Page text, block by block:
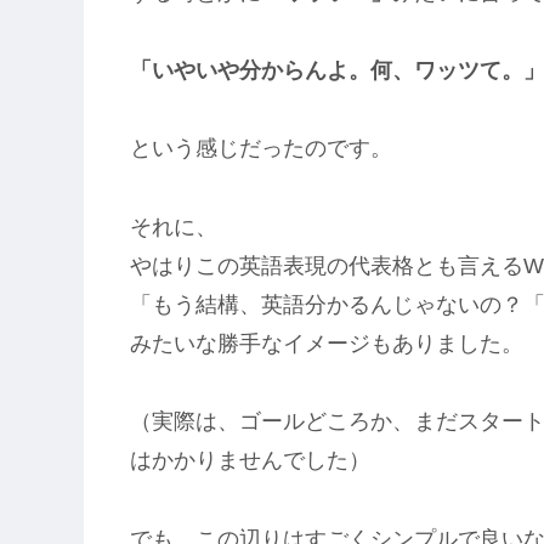
「いやいや分からんよ。 何、ワッツて。」
という感じだったのです。
それに、
やはりこの英語表現の代表格とも言える
「もう結構、英語分かるんじゃないの？
みたいな勝手なイメージもありました。
（実際は、ゴールどころか、まだスター
はかかりませんでした）
でも、この辺りはすごくシンプルで良い